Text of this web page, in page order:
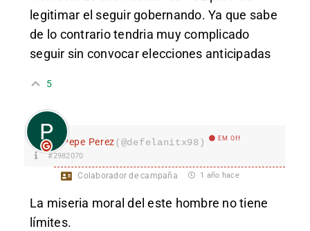
legitimar el seguir gobernando. Ya que sabe
de lo contrario tendria muy complicado
seguir sin convocar elecciones anticipadas
5
Pepe Perez(@defelanitx98) EM Off
#2982070
Colaborador de campaña 1 año hace
La miseria moral del este hombre no tiene
límites.